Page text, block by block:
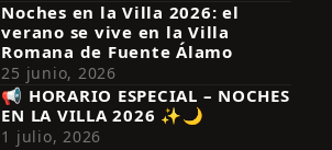
Síguenos en Instagram
Noches en la Villa 2026: el
verano se vive en la Villa
Romana de Fuente Álamo
25 junio, 2026
📢 HORARIO ESPECIAL – NOCHES
EN LA VILLA 2026 ✨🌙
1 julio, 2026